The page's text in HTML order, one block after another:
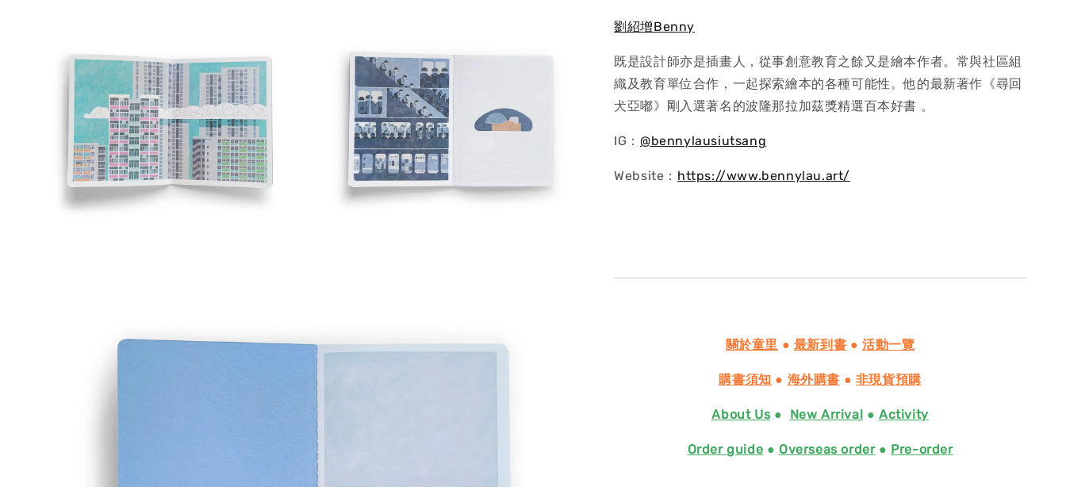
劉紹增Benny
既是設計師亦是插畫人，從事創意教育之餘又是繪本作者。常與社區組
織及教育單位合作，一起探索繪本的各種可能性。他的最新著作《尋回
犬亞嘟》剛入選著名的波隆那拉加茲獎精選百本好書 。
IG： @bennylausiutsang
Website： https://www.bennylau.art/
關於童里 ● 最新到書 ●活動一覽
購書須知 ● 海外購書 ● 非現貨預購
About Us ● New Arrival ● Activity
Order guide ● Overseas order● Pre-order